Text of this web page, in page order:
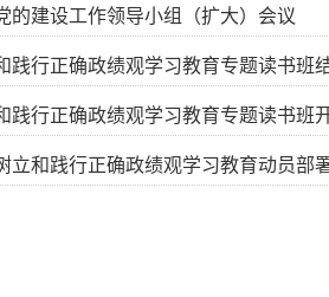
的建设工作领导小组（扩大）会议
践行正确政绩观学习教育专题读书班
践行正确政绩观学习教育专题读书班
立和践行正确政绩观学习教育动员部